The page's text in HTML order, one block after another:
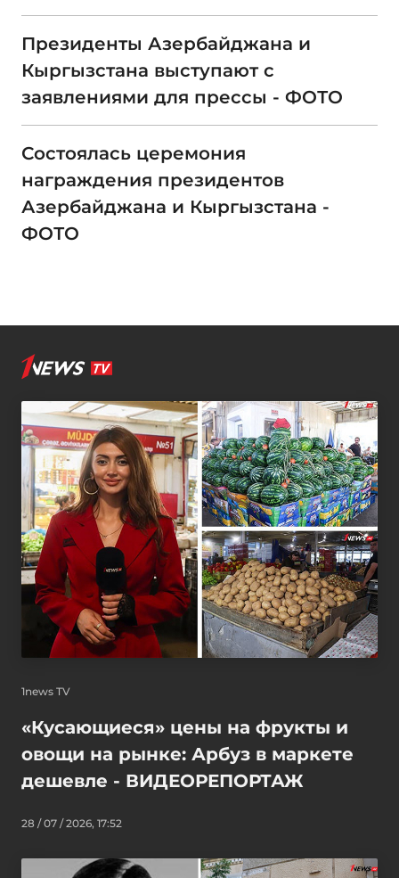
Президенты Азербайджана и
Кыргызстана выступают с
заявлениями для прессы - ФОТО
Состоялась церемония
награждения президентов
Азербайджана и Кыргызстана -
ФОТО
1news TV
«Кусающиеся» цены на фрукты и
овощи на рынке: Арбуз в маркете
дешевле - ВИДЕОРЕПОРТАЖ
28 / 07 / 2026, 17:52